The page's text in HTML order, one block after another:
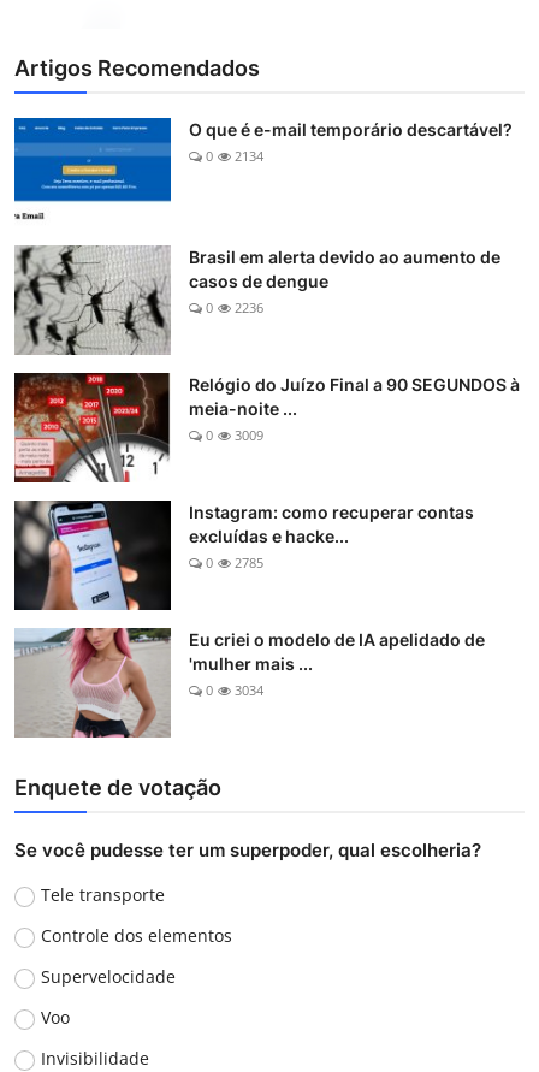
Artigos Recomendados
O que é e-mail temporário descartável?
0 2134
Brasil em alerta devido ao aumento de
casos de dengue
0 2236
Relógio do Juízo Final a 90 SEGUNDOS à
meia-noite ...
0 3009
Instagram: como recuperar contas
excluídas e hacke...
0 2785
Eu criei o modelo de IA apelidado de
'mulher mais ...
0 3034
Enquete de votação
Se você pudesse ter um superpoder, qual escolheria?
Tele transporte
Controle dos elementos
Supervelocidade
Voo
Invisibilidade